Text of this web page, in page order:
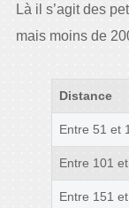
Là il s’agit des
mais moins de
Distance
Entre 51 et
Entre 101
Entre 151